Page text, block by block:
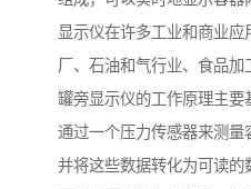
显示仪在许多工业和商业
厂、石油和气行业、食品加
罐旁显示仪的工作原理主
通过一个压力传感器来测量
并将这些数据转化为可读